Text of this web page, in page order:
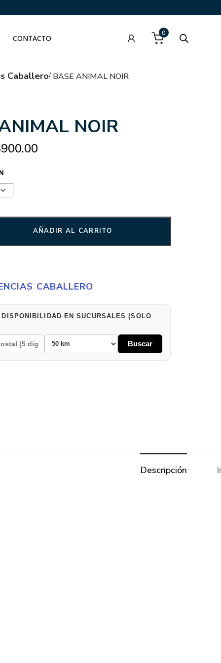
CONTACTO
0
Caballero BASE ANIMAL NOIR
NOIR
900.00
AÑADIR AL CARRITO
CABALLERO
EN SUCURSALES (SOLO
Buscar
Descripción